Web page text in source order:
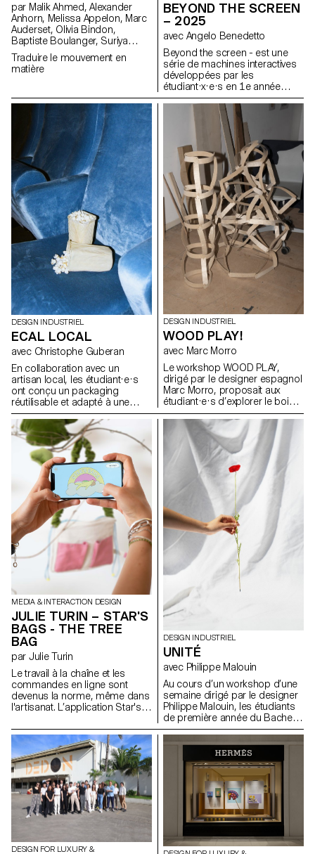
par Malik Ahmed, Alexander
Anhorn, Melissa Appelon, Marc
Auderset, Olivia Bindon,
Baptiste Boulanger, Suriya
Brambilla, Diego Buccelloni,
Marta Casemi, Davia Ciccoli
Trannoy, Alizée Clavien, Timoféi
Dizeko, Andrea Domínguez
Lila Gomez Gaillet, Juliana
Bérangère Gremion, Helena
Hell, Rocio Hernandez, Salomé
Huwiler, Rebecca Indermühle,
Kevin Jeangros, Nolan Latorre,
Jose Pardo Pariente, Zachary
Ramelet, Gabrielle Richard,
Théo Rizzo, Alessia Rollini,
Malcolm Semedo Barreto,
Anastassia Siebold, Philippe
Strässle Zuniga, Baptiste
Sultana, Luna Tavernier,
Margaux Tinguely
Traduire le mouvement en
matière
BEYOND THE SCREEN
– 2025
avec Angelo Benedetto
Beyond the screen - est une
série de machines interactives
développées par les
étudiant·x·e·s en 1e année
Bachelor Media & Interaction
Design. Ces systèmes sont
inspirés du rapport entre
instructions et exécution au sein
d’un système informatique. Ces
machines créent du texte au
travers d'un système
typographique modulaire.
DESIGN INDUSTRIEL
ECAL LOCAL
avec Christophe Guberan
En collaboration avec un
artisan local, les étudiant·e·s
ont conçu un packaging
réutilisable et adapté à une
production en série. Le projet
visait à valoriser un produit
alimentaire du quotidien tout en
répondant aux enjeux actuels
liés au transport, à la durabilité
et à la seconde vie des
emballages. L’intervention
devait être simple, fonctionnelle
et écologique, et proposer un
usage au-delà de la fonction
d’emballage initiale.
DESIGN INDUSTRIEL
WOOD PLAY!
avec Marc Morro
Le workshop WOOD PLAY,
dirigé par le designer espagnol
Marc Morro, proposait aux
étudiant·e·s d’explorer le bois
en tant que système de
construction ouvert et
accessible à tous les publics.
L’objectif était de stimuler la
créativité et l’expérimentation à
travers la conception de
modules ludiques et
reconfigurables, exploitant les
potentialités et les contraintes
du matériau, tout en évitant une
approche formelle trop
enfantine.
MEDIA & INTERACTION DESIGN
JULIE TURIN – STAR'S
BAGS - THE TREE
BAG
par Julie Turin
Le travail à la chaîne et les
commandes en ligne sont
devenus la norme, même dans
l'artisanat. L’application Star's
artisane couturière à cette
tendance, proposant une
expérience d'achat immersive
pour valoriser le travail manuel
avant que le client ne reçoive
son sac. "The Tree Bag" est la
première collection de sac de
cette application, qui pourra se
décliner dans d'autres univers.
client participe à chaque étape
DESIGN INDUSTRIEL
UNITÉ
avec Philippe Malouin
Au cours d’un workshop d’une
semaine dirigé par le designer
Philippe Malouin, les étudiants
de première année du Bachelor
en Design Industriel ont conçu
et réalisé des soliflores, chacun
destiné à accueillir une fleur
unique de leur choix.
DESIGN FOR LUXURY &